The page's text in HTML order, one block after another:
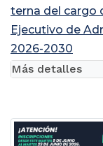
terna del cargo
Ejecutivo de
2026-2030
Más detalles